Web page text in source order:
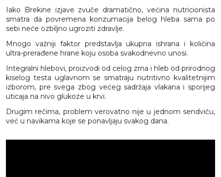
Iako Brekine izjave zvuče dramatično, većina nutricionista
smatra da povremena konzumacija belog hleba sama po
sebi neće ozbiljno ugroziti zdravlje.
Mnogo važniji faktor predstavlja ukupna ishrana i količina
ultra-prerađene hrane koju osoba svakodnevno unosi.
Integralni hlebovi, proizvodi od celog zrna i hleb od prirodnog
kiselog testa uglavnom se smatraju nutritivno kvalitetnijim
izborom, pre svega zbog većeg sadržaja vlakana i sporijeg
uticaja na nivo glukoze u krvi.
Drugim rečima, problem verovatno nije u jednom sendviču,
već u navikama koje se ponavljaju svakog dana.